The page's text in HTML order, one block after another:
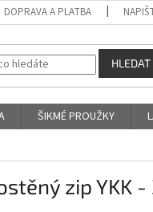
DOPRAVA A PLATBA
HLEDAT
ŠIKMÉ PROUŽKY
zip YKK